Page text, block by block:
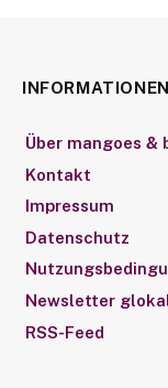
INFORMATIONEN
Über mangoes &
Kontakt
Impressum
Datenschutz
Newsletter
RSS-Feed